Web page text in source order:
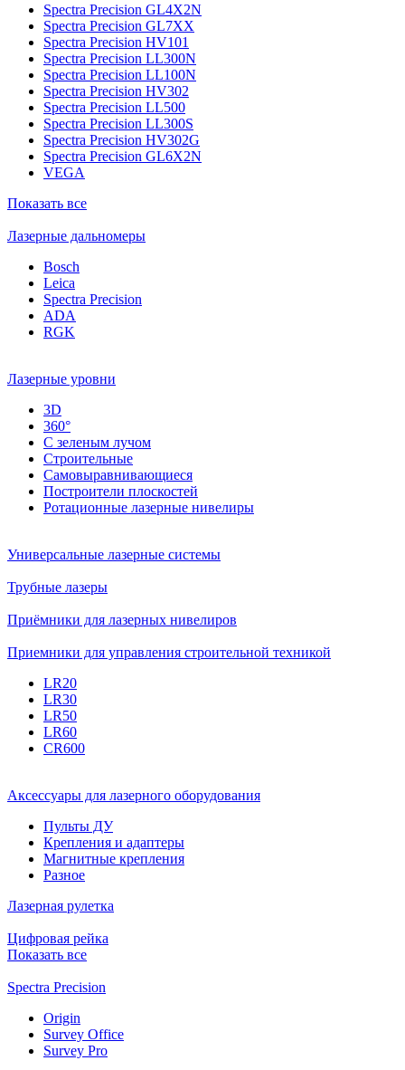
Spectra Precision GL4X2N
Spectra Precision GL7XX
Spectra Precision HV101
Spectra Precision LL300N
Spectra Precision LL100N
Spectra Precision HV302
Spectra Precision LL500
Spectra Precision LL300S
Spectra Precision HV302G
Spectra Precision GL6X2N
VEGA
Показать все
Лазерные дальномеры
Bosch
Leica
Spectra Precision
ADA
RGK
Лазерные уровни
3D
360°
С зеленым лучом
Строительные
Самовыравнивающиеся
Построители плоскостей
Ротационные лазерные нивелиры
Универсальные лазерные системы
Трубные лазеры
Приёмники для лазерных нивелиров
Приемники для управления строительной техникой
LR20
LR30
LR50
LR60
CR600
Аксессуары для лазерного оборудования
Пульты ДУ
Крепления и адаптеры
Магнитные крепления
Разное
Лазерная рулетка
Цифровая рейка
Показать все
Spectra Precision
Origin
Survey Office
Survey Pro